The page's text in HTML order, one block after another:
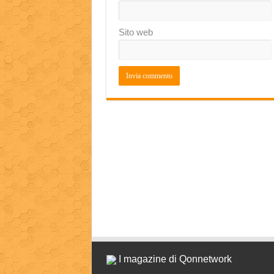
Sito web
I magazine di Qonnetwork